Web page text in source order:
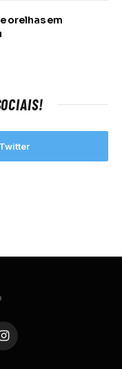
orelhas em
Twitter
Instagram